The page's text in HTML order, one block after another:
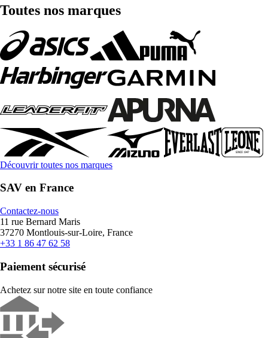
Toutes nos marques
Découvrir toutes nos marques
SAV en France
Contactez-nous
11 rue Bernard Maris
37270 Montlouis-sur-Loire, France
+33 1 86 47 62 58
Paiement sécurisé
Achetez sur notre site en toute confiance